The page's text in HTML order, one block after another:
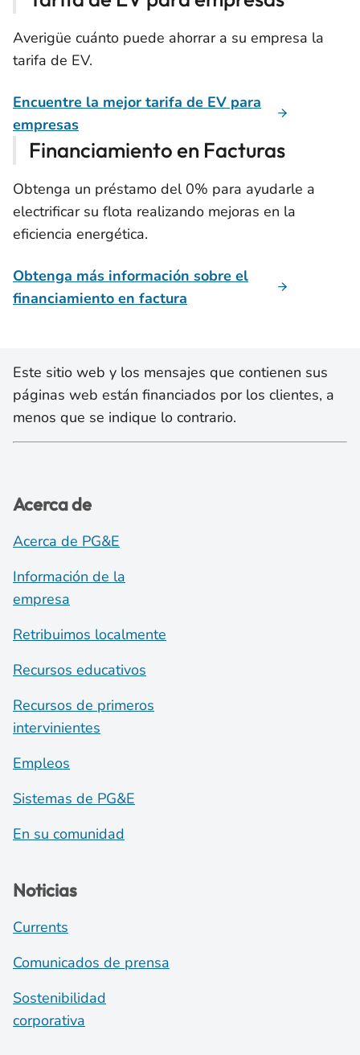
Averigüe cuánto puede ahorrar a su empresa la
tarifa de EV.
Encuentre la mejor tarifa de EV para
empresas
Financiamiento en Facturas
Obtenga un préstamo del 0% para ayudarle a
electrificar su flota realizando mejoras en la
eficiencia energética.
Obtenga más información sobre el
financiamiento en factura
Este sitio web y los mensajes que contienen sus
páginas web están financiados por los clientes, a
menos que se indique lo contrario.
Acerca de
Acerca de PG&E
Información de la
empresa
Retribuimos localmente
Recursos educativos
Recursos de primeros
intervinientes
Empleos
Sistemas de PG&E
En su comunidad
Noticias
Currents
Comunicados de prensa
Sostenibilidad
corporativa